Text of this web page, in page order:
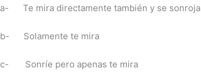
a- Te mira directamente también y se sonroja
b- Solamente te mira
c- Sonríe pero apenas te mira